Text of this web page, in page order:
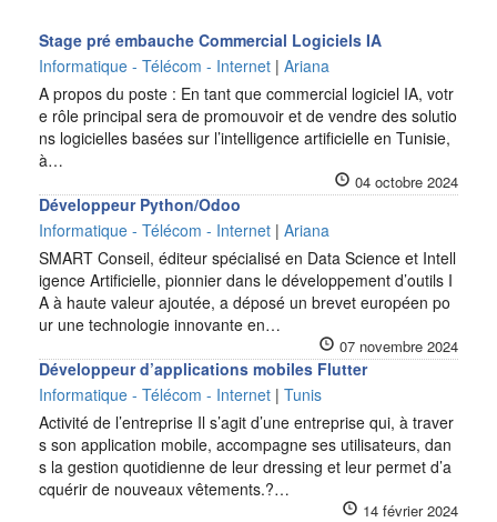
Stage pré embauche Commercial Logiciels IA
Informatique - Télécom - Internet | Ariana
A propos du poste : En tant que commercial logiciel IA, votr
e rôle principal sera de promouvoir et de vendre des solutio
ns logicielles basées sur l’intelligence artificielle en Tunisie,
à…
04 octobre 2024
Développeur Python/Odoo
Informatique - Télécom - Internet | Ariana
SMART Conseil, éditeur spécialisé en Data Science et Intell
igence Artificielle, pionnier dans le développement d’outils I
A à haute valeur ajoutée, a déposé un brevet européen po
ur une technologie innovante en…
07 novembre 2024
Développeur d’applications mobiles Flutter
Informatique - Télécom - Internet | Tunis
Activité de l’entreprise Il s’agit d’une entreprise qui, à traver
s son application mobile, accompagne ses utilisateurs, dan
s la gestion quotidienne de leur dressing et leur permet d’a
cquérir de nouveaux vêtements.?…
14 février 2024